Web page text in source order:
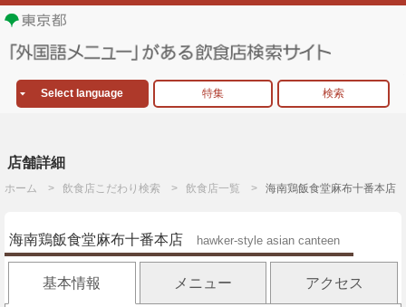
Select language 特集 検索
店舗詳細
ホーム 飲食店こだわり検索 飲食店一覧 海南鶏飯食堂麻布十番本店
海南鶏飯食堂麻布十番本店 hawker-style asian canteen
基本情報 メニュー アクセス